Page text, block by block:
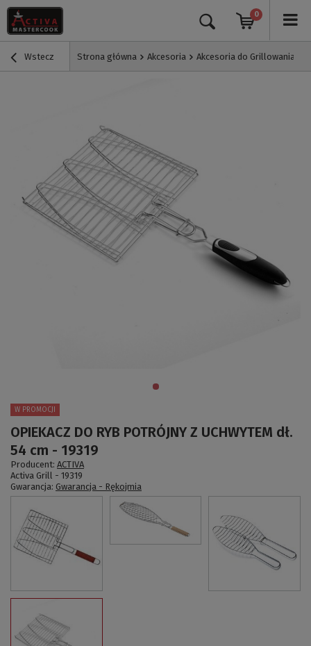
0
Wstecz Strona główna Akcesoria Akcesoria do Grillowania
OPIEKACZ DO RYB POTRÓJNY Z UCHWYTEM dł.
54 cm - 19319
W PROMOCJI
Producent: ACTIVA
Activa Grill - 19319
Gwarancja: Gwarancja - Rękojmia